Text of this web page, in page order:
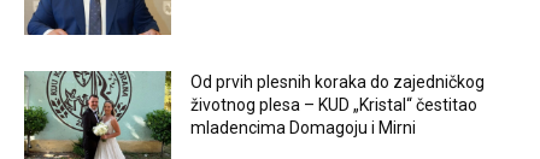
Od prvih plesnih koraka do zajedničkog
životnog plesa – KUD „Kristal“ čestitao
mladencima Domagoju i Mirni